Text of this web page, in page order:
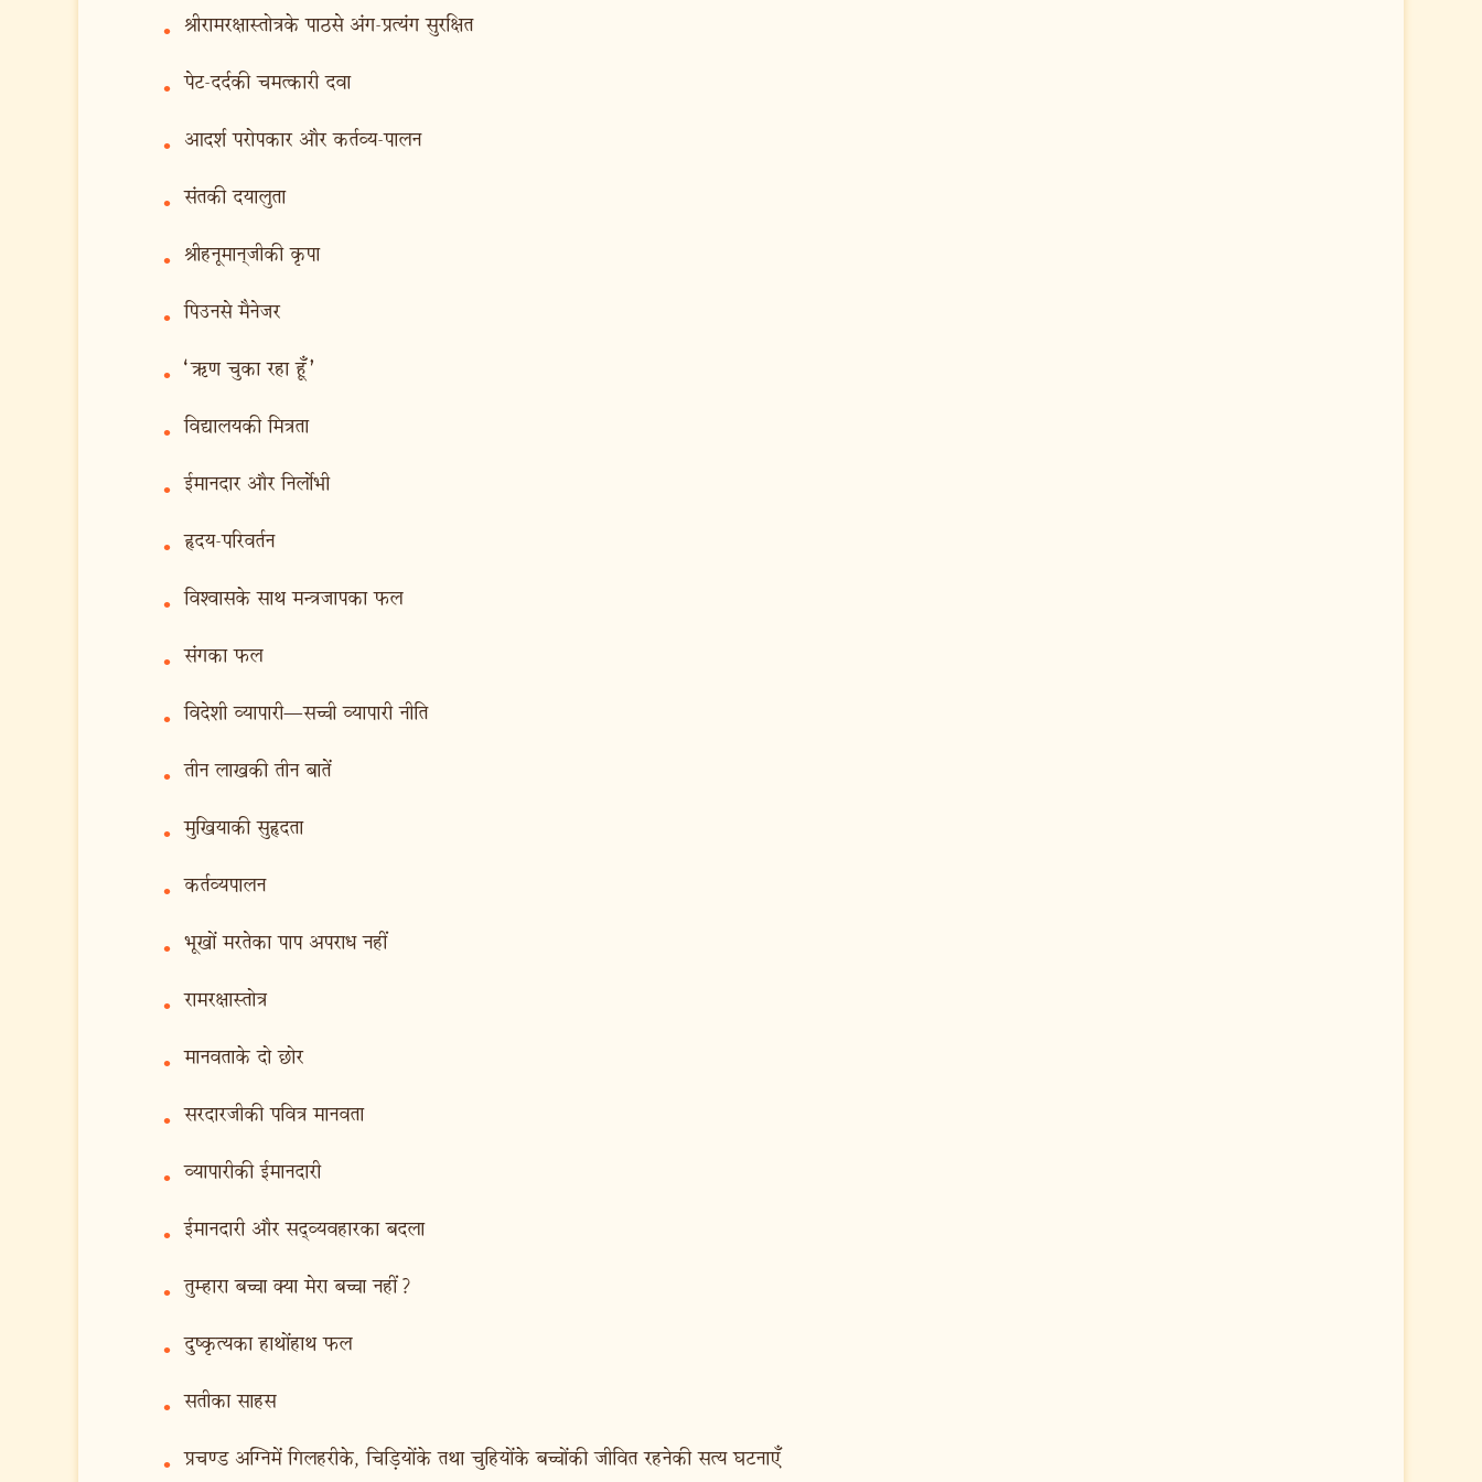
• श्रीरामरक्षास्तोत्रके पाठसे अंग-प्रत्यंग सुरक्षित
• पेट-दर्दकी चमत्कारी दवा
• आदर्श परोपकार और कर्तव्य-पालन
• संतकी दयालुता
• श्रीहनूमान‍्जीकी कृपा
• पिउनसे मैनेजर
• ‘ऋण चुका रहा हूँ’
• विद्यालयकी मित्रता
• ईमानदार और निर्लोभी
• हृदय-परिवर्तन
• विश्वासके साथ मन्त्रजापका फल
• संगका फल
• विदेशी व्यापारी—सच्ची व्यापारी नीति
• तीन लाखकी तीन बातें
• मुखियाकी सुहृदता
• कर्तव्यपालन
• भूखों मरतेका पाप अपराध नहीं
• रामरक्षास्तोत्र
• मानवताके दो छोर
• सरदारजीकी पवित्र मानवता
• व्यापारीकी ईमानदारी
• ईमानदारी और सद्‍व्यवहारका बदला
• तुम्हारा बच्चा क्या मेरा बच्चा नहीं?
• दुष्कृत्यका हाथोंहाथ फल
• सतीका साहस
• प्रचण्ड अग्निमें गिलहरीके, चिड़ियोंके तथा चुहियोंके बच्चोंकी जीवित रहनेकी सत्य घटनाएँ